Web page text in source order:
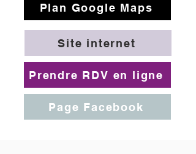
Plan Google Maps
Site internet
Prendre RDV en ligne
Page Facebook